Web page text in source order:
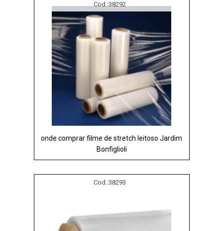
Cod.:38292
onde comprar filme de stretch leitoso Jardim
Bonfiglioli
Cod.:38293